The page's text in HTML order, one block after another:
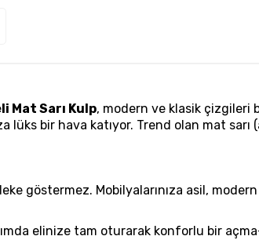
Mat Sarı Kulp, modern ve klasik çizgileri
bir hava katıyor. Trend olan mat sarı
göstermez. Mobilyalarınıza asil,
elinize tam oturarak konforlu bir